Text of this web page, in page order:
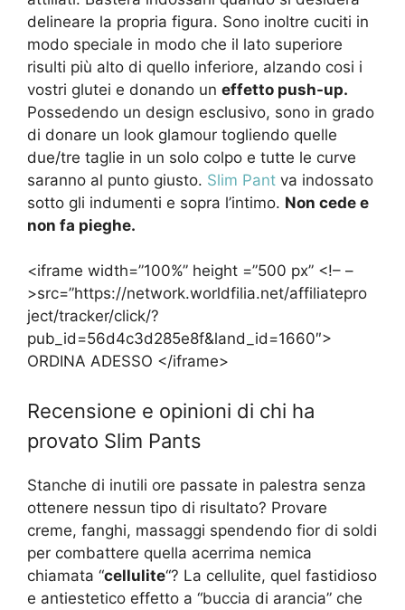
delineare la propria figura. Sono inoltre cuciti in
modo speciale in modo che il lato superiore
risulti più alto di quello inferiore, alzando cosi i
vostri glutei e donando un effetto push-up.
Possedendo un design esclusivo, sono in grado
di donare un look glamour togliendo quelle
due/tre taglie in un solo colpo e tutte le curve
saranno al punto giusto. Slim Pant va indossato
sotto gli indumenti e sopra l’intimo. Non cede e
non fa pieghe.
<iframe width=”100%” height =”500 px” <!– –
>src=”https://network.worldfilia.net/affiliatepro
ject/tracker/click/?
pub_id=56d4c3d285e8f&land_id=1660″>
ORDINA ADESSO </iframe>
Recensione e opinioni di chi ha
provato Slim Pants
Stanche di inutili ore passate in palestra senza
ottenere nessun tipo di risultato? Provare
creme, fanghi, massaggi spendendo fior di soldi
per combattere quella acerrima nemica
chiamata “cellulite“? La cellulite, quel fastidioso
e antiestetico effetto a “buccia di arancia” che